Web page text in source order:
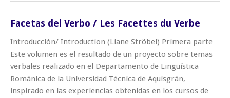
Facetas del Verbo / Les Facettes du Verbe
Introducción/ Introduction (Liane Ströbel) Primera parte
Este volumen es el resultado de un proyecto sobre temas
verbales realizado en el Departamento de Lingüística
Románica de la Universidad Técnica de Aquisgrán,
inspirado en las experiencias obtenidas en los cursos de